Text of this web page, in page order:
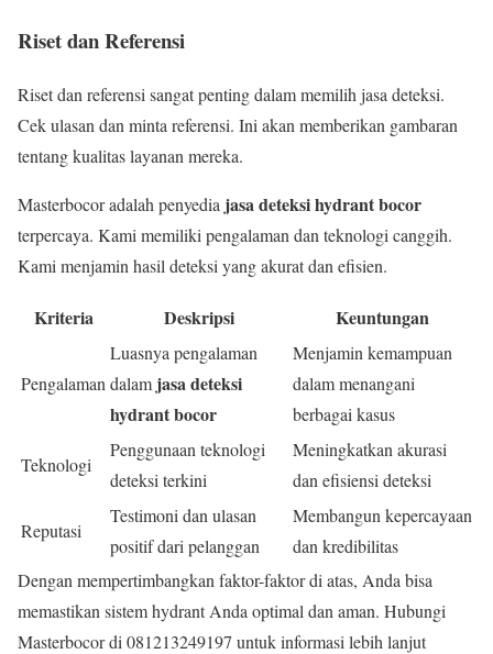
Riset dan Referensi
Riset dan referensi sangat penting dalam memilih jasa deteksi.
Cek ulasan dan minta referensi. Ini akan memberikan gambaran
tentang kualitas layanan mereka.
Masterbocor adalah penyedia jasa deteksi hydrant bocor
terpercaya. Kami memiliki pengalaman dan teknologi canggih.
Kami menjamin hasil deteksi yang akurat dan efisien.
Kriteria Deskripsi Keuntungan
Pengalaman
Luasnya pengalaman
dalam jasa deteksi
hydrant bocor
Menjamin kemampuan
dalam menangani
berbagai kasus
Teknologi
Penggunaan teknologi
deteksi terkini
Meningkatkan akurasi
dan efisiensi deteksi
Reputasi
Testimoni dan ulasan
positif dari pelanggan
Membangun kepercayaan
dan kredibilitas
Dengan mempertimbangkan faktor-faktor di atas, Anda bisa
memastikan sistem hydrant Anda optimal dan aman. Hubungi
Masterbocor di 081213249197 untuk informasi lebih lanjut